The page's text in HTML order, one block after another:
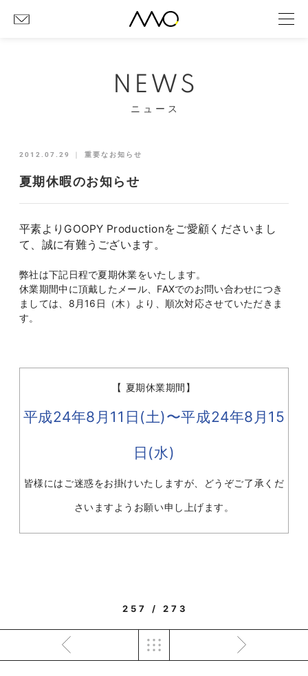
NEWS
ニュース
2012.07.29 ｜ 重要なお知らせ
夏期休暇のお知らせ
平素よりGOOPY Productionをご愛顧くださいまし
て、誠に有難うございます。
弊社は下記日程で夏期休業をいたします。
休業期間中に頂戴したメール、FAXでのお問い合わせにつき
ましては、8月16日（木）より、順次対応させていただきま
す。
【 夏期休業期間】
平成24年8月11日(土)〜平成24年8月15
日(水)
皆様にはご迷惑をお掛けいたしますが、どうぞご了承くだ
さいますようお願い申し上げます。
257 / 273